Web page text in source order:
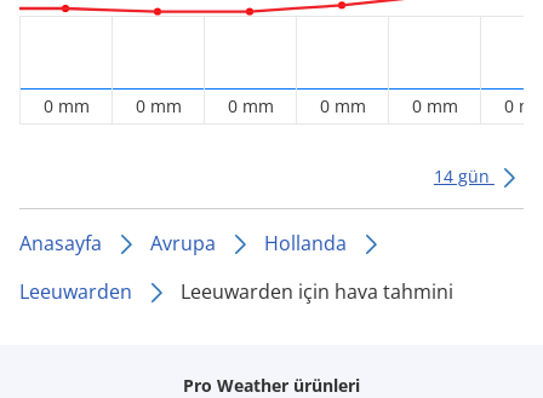
0 mm 0 mm 0 mm 0 mm 0 mm 0
14 gün
Anasayfa Avrupa
Hollanda
Leeuwarden
Leeuwarden için hava tahmini
Pro Weather ürünleri